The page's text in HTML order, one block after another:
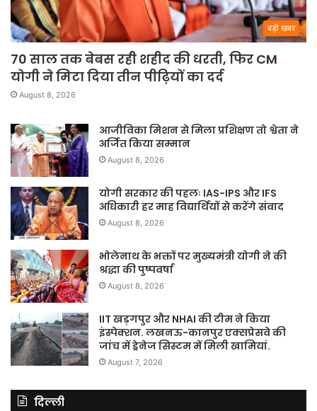
बड़ी खबर
70 साल तक बेबस रही शहीद की धरती, फिर CM
योगी ने मिटा दिया तीन पीढ़ियों का दर्द
August 8, 2026
आजीविका मिशन से मिला प्रशिक्षण तो श्वेता ने
अर्जित किया सम्मान
August 8, 2026
योगी सरकार की पहलः IAS-IPS और IFS
अधिकारी हर माह विद्यार्थियों से करेंगे संवाद
August 8, 2026
भोलेनाथ के भक्तों पर मुख्यमंत्री योगी ने की
श्रद्धा की पुष्पवर्षा
August 8, 2026
IIT खड़गपुर और NHAI की टीम ने किया
इंस्पेक्शन. लखनऊ-कानपुर एक्सप्रेसवे की
जांच में ड्रेनेज सिस्टम में मिली खामियां.
August 7, 2026
दिल्ली